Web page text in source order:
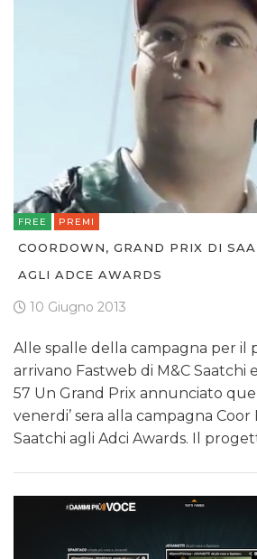
FREE PREMI
COORDOWN, GRAND PRIX DI
AGLI ADCE AWARDS
10 Giugno 2013
Alle spalle della campagna per
arrivano Fastweb di M&C Saatchi
57 Un Grand Prix annunciato
venerdi’ sera alla campagna Coor
Saatchi agli Adci Awards. Il